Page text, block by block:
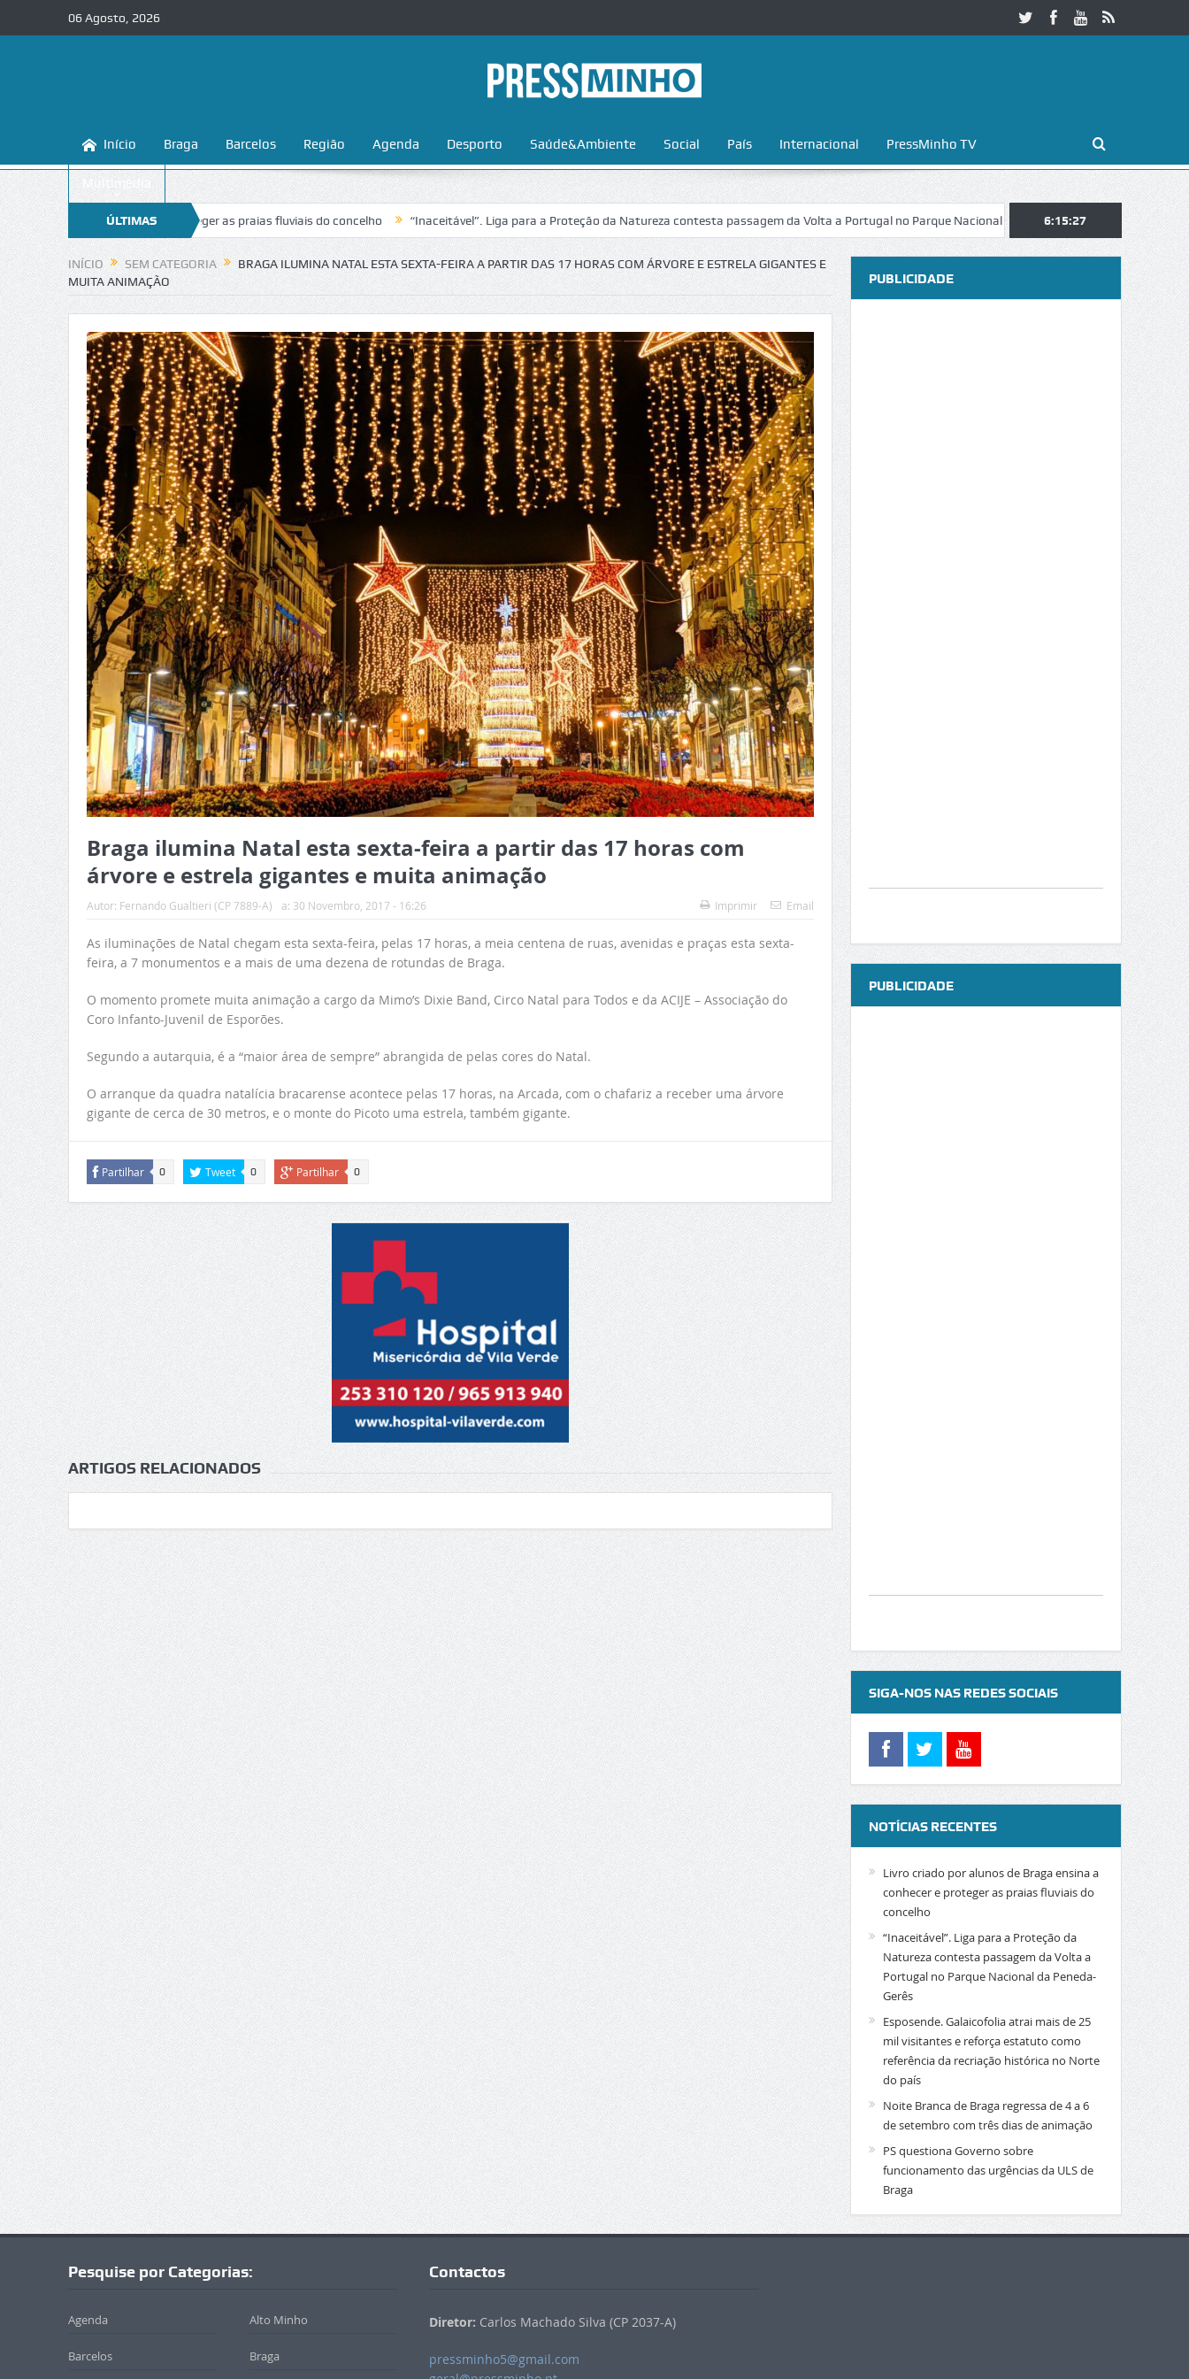
06 Agosto, 2026
Início Braga Barcelos Região Agenda Desporto Saúde&Ambiente Social País Internacional PressMinho TV
Multimédia
ÚLTIMAS
NOTÍCIAS
a conhecer e proteger as praias fluviais do concelho “Inaceitável”. Liga para a Proteção da Natureza contesta passagem da Volta a Portugal no Parque Nacional da Peneda-Gerês Esposende.
6:15:28
INÍCIO SEM CATEGORIA
BRAGA ILUMINA NATAL ESTA SEXTA-FEIRA A PARTIR DAS 17 HORAS COM ÁRVORE E ESTRELA GIGANTES E
MUITA ANIMAÇÃO
Braga ilumina Natal esta sexta-feira a partir das 17 horas com
árvore e estrela gigantes e muita animação
Autor: Fernando Gualtieri (CP 7889-A) a: 30 Novembro, 2017 - 16:26 Imprimir Email
As iluminações de Natal chegam esta sexta-feira, pelas 17 horas, a meia centena de ruas, avenidas e praças esta sexta-
feira, a 7 monumentos e a mais de uma dezena de rotundas de Braga.
O momento promete muita animação a cargo da Mimo’s Dixie Band, Circo Natal para Todos e da ACIJE – Associação do
Coro Infanto-Juvenil de Esporões.
Segundo a autarquia, é a “maior área de sempre” abrangida de pelas cores do Natal.
O arranque da quadra natalícia bracarense acontece pelas 17 horas, na Arcada, com o chafariz a receber uma árvore
gigante de cerca de 30 metros, e o monte do Picoto uma estrela, também gigante.
Partilhar 0 Tweet 0 Partilhar 0
ARTIGOS RELACIONADOS
PUBLICIDADE
PUBLICIDADE
SIGA-NOS NAS REDES SOCIAIS
NOTÍCIAS RECENTES
Livro criado por alunos de Braga ensina a
conhecer e proteger as praias fluviais do
concelho
“Inaceitável”. Liga para a Proteção da
Natureza contesta passagem da Volta a
Portugal no Parque Nacional da Peneda-
Gerês
Esposende. Galaicofolia atrai mais de 25
mil visitantes e reforça estatuto como
referência da recriação histórica no Norte
do país
Noite Branca de Braga regressa de 4 a 6
de setembro com três dias de animação
PS questiona Governo sobre
funcionamento das urgências da ULS de
Braga
Pesquise por Categorias:
Agenda Alto Minho
Barcelos Braga
Contactos
Diretor: Carlos Machado Silva (CP 2037-A)
pressminho5@gmail.com